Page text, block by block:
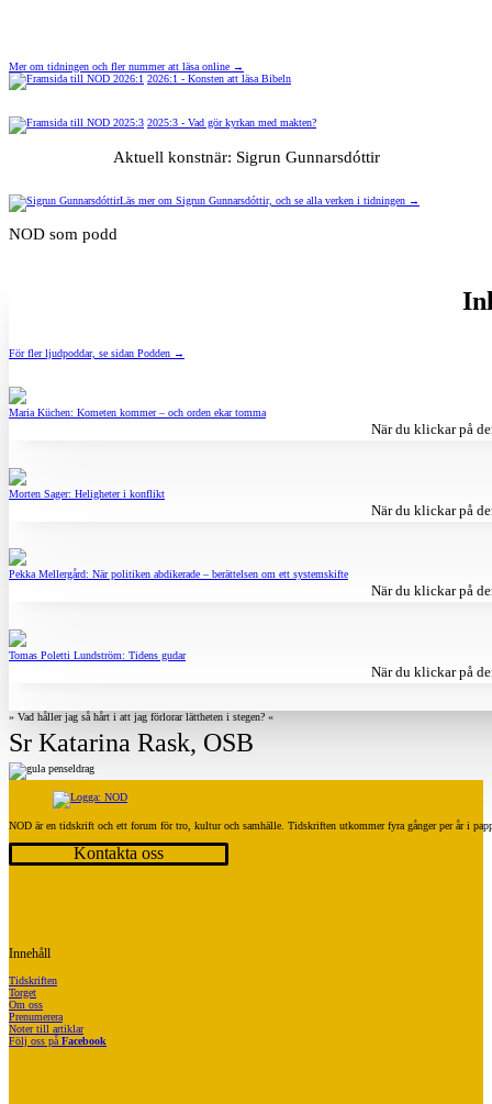
Mer om tidningen och fler nummer att läsa online →
2026:1 - Konsten att läsa Bibeln
2025:3 - Vad gör kyrkan med makten?
Aktuell konstnär: Sigrun Gunnarsdóttir
Läs mer om Sigrun Gunnarsdóttir, och se alla verken i tidningen →
NOD som podd
För fler ljudpoddar, se sidan Podden →
Maria Küchen: Kometen kommer – och orden ekar tomma
När du klickar på
Morten Sager: Heligheter i konflikt
När du klickar på
Pekka Mellergård: När politiken abdikerade – berättelsen om ett systemskifte
När du klickar på
Tomas Poletti Lundström: Tidens gudar
När du klickar på
» Vad håller jag så hårt i att jag förlorar lättheten i stegen? «
Sr Katarina Rask, OSB
NOD är en tidskrift och ett forum för tro, kultur och samhälle. Tidskriften utkommer fyra gånger per år i
Kontakta oss
Innehåll
Tidskriften
Torget
Om oss
Prenumerera
Noter till artiklar
Följ oss på Facebook